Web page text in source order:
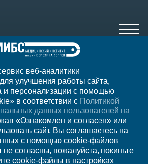
+7 920 555-47-07
ежедн. 7.00-23.00
РегионСтарый Оскол
Записаться на прием
веб-аналитики
улучшения работы сайта,
и персонализации с помощью
в соответствии с Политикой
данных пользователей на
«Ознакомлен и согласен» или
сайт, Вы соглашаетесь на
с помощью cookie-файлов
согласны, пожалуйста, покиньте
cookie-файлы в настройках